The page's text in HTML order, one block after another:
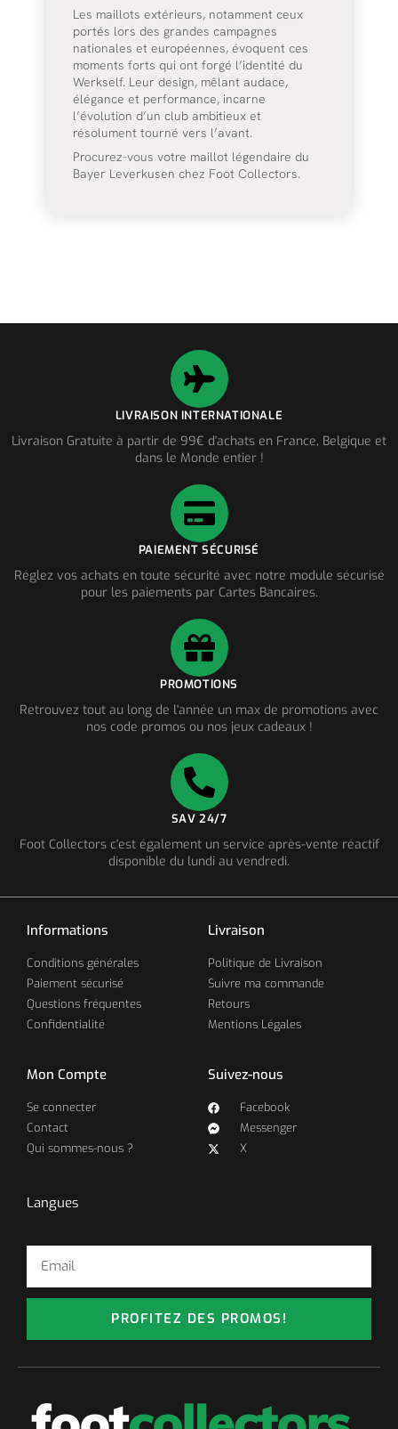
Les maillots extérieurs, notamment ceux
portés lors des grandes campagnes
nationales et européennes, évoquent ces
moments forts qui ont forgé l’identité du
Werkself. Leur design, mêlant audace,
élégance et performance, incarne
l’évolution d’un club ambitieux et
résolument tourné vers l’avant.
Procurez-vous votre maillot légendaire du
Bayer Leverkusen chez Foot Collectors.
LIVRAISON INTERNATIONALE
Livraison Gratuite à partir de 99€ d'achats en France, Belgique et
dans le Monde entier !
PAIEMENT SÉCURISÉ
Réglez vos achats en toute sécurité avec notre module sécurisé
pour les paiements par Cartes Bancaires.
PROMOTIONS
Retrouvez tout au long de l'année un max de promotions avec
nos code promos ou nos jeux cadeaux !
SAV 24/7
Foot Collectors c'est également un service après-vente réactif
disponible du lundi au vendredi.
Informations
Conditions générales
Paiement sécurisé
Questions fréquentes
Confidentialité
Livraison
Politique de Livraison
Suivre ma commande
Retours
Mentions Légales
Mon Compte
Se connecter
Contact
Qui sommes-nous ?
Suivez-nous
Facebook
Messenger
X
Langues
PROFITEZ DES PROMOS!